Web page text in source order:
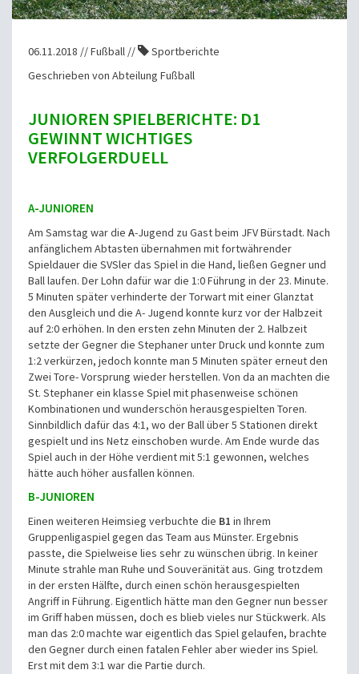
06.11.2018 // Fußball //
Sportberichte
Geschrieben von Abteilung Fußball
JUNIOREN SPIELBERICHTE: D1
GEWINNT WICHTIGES
VERFOLGERDUELL
A-JUNIOREN
Am Samstag war die A-Jugend zu Gast beim JFV Bürstadt. Nach
anfänglichem Abtasten übernahmen mit fortwährender
Spieldauer die SVSler das Spiel in die Hand, ließen Gegner und
Ball laufen. Der Lohn dafür war die 1:0 Führung in der 23. Minute.
5 Minuten später verhinderte der Torwart mit einer Glanztat
den Ausgleich und die A- Jugend konnte kurz vor der Halbzeit
auf 2:0 erhöhen. In den ersten zehn Minuten der 2. Halbzeit
setzte der Gegner die Stephaner unter Druck und konnte zum
1:2 verkürzen, jedoch konnte man 5 Minuten später erneut den
Zwei Tore- Vorsprung wieder herstellen. Von da an machten die
St. Stephaner ein klasse Spiel mit phasenweise schönen
Kombinationen und wunderschön herausgespielten Toren.
Sinnbildlich dafür das 4:1, wo der Ball über 5 Stationen direkt
gespielt und ins Netz einschoben wurde. Am Ende wurde das
Spiel auch in der Höhe verdient mit 5:1 gewonnen, welches
hätte auch höher ausfallen können.
B-JUNIOREN
Einen weiteren Heimsieg verbuchte die B1 in Ihrem
Gruppenligaspiel gegen das Team aus Münster. Ergebnis
passte, die Spielweise lies sehr zu wünschen übrig. In keiner
Minute strahle man Ruhe und Souveränität aus. Ging trotzdem
in der ersten Hälfte, durch einen schön herausgespielten
Angriff in Führung. Eigentlich hätte man den Gegner nun besser
im Griff haben müssen, doch es blieb vieles nur Stückwerk. Als
man das 2:0 machte war eigentlich das Spiel gelaufen, brachte
den Gegner durch einen fatalen Fehler aber wieder ins Spiel.
Erst mit dem 3:1 war die Partie durch.